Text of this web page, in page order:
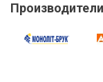
Производители